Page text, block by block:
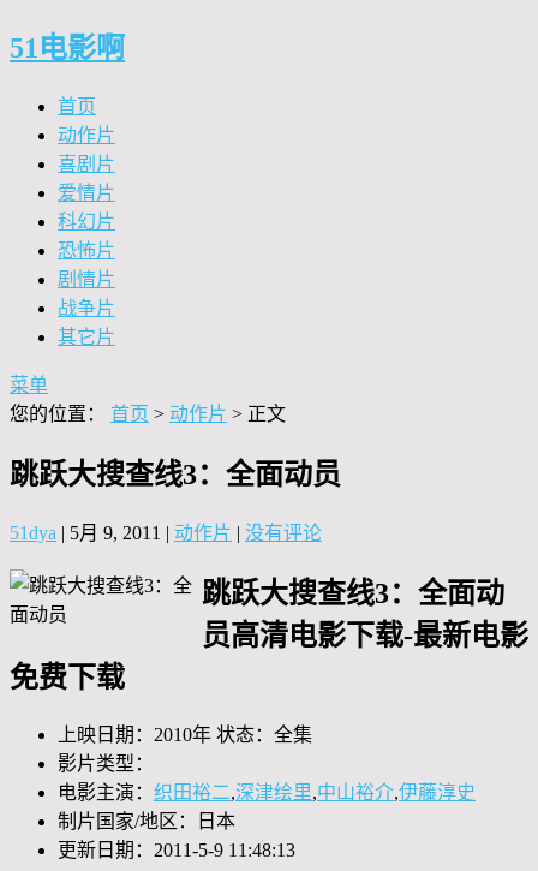
51电影啊
首页
动作片
喜剧片
爱情片
科幻片
恐怖片
剧情片
战争片
其它片
菜单
您的位置： 首页 > 动作片 > 正文
跳跃大搜查线3：全面动员
51dya | 5月 9, 2011 | 动作片 | 没有评论
跳跃大搜查线3：全面动
员高清电影下载-最新电影
免费下载
上映日期：2010年 状态：全集
影片类型：
电影主演： 织田裕二,深津绘里,中山裕介,伊藤淳史
制片国家/地区：日本
更新日期：2011-5-9 11:48:13